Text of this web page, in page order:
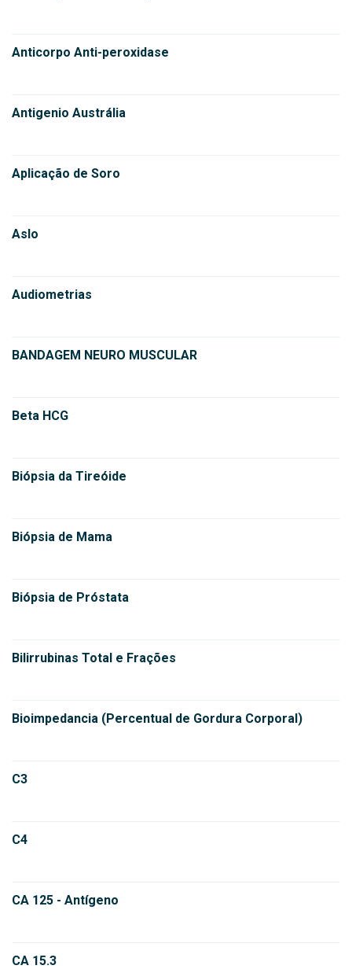
Anticorpo Anti-peroxidase
Antigenio Austrália
Aplicação de Soro
Aslo
Audiometrias
BANDAGEM NEURO MUSCULAR
Beta HCG
Biópsia da Tireóide
Biópsia de Mama
Biópsia de Próstata
Bilirrubinas Total e Frações
Bioimpedancia (Percentual de Gordura Corporal)
C3
C4
CA 125 - Antígeno
CA 15.3